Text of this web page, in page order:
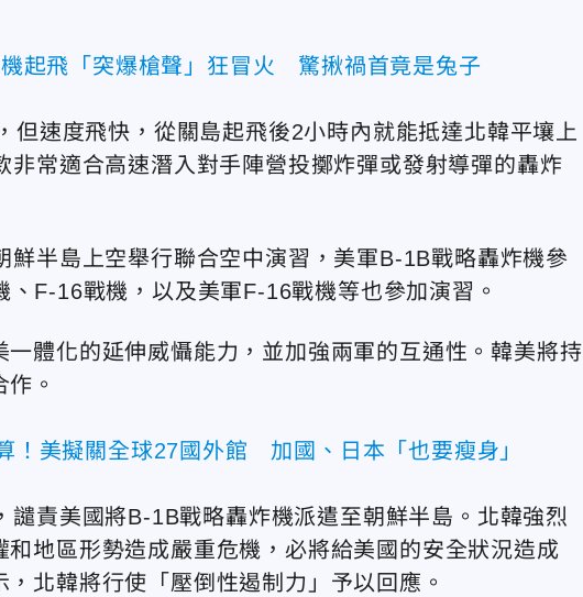
起飛「突爆槍聲」狂冒火 驚揪禍首竟是兔子
但速度飛快，從關島起飛後2小時內就能抵達北韓平壤上
常適合高速潛入對手陣營投擲炸彈或發射導彈的轟炸
半島上空舉行聯合空中演習，美軍B-1B戰略轟炸機參
F-16戰機，以及美軍F-16戰機等也參加演習。
體化的延伸威懾能力，並加強兩軍的互通性。韓美將持
。
！美擬關全球27國外館 加國、日本「也要瘦身」
責美國將B-1B戰略轟炸機派遣至朝鮮半島。北韓強烈
地區形勢造成嚴重危機，必將給美國的安全狀況造成
北韓將行使「壓倒性遏制力」予以回應。